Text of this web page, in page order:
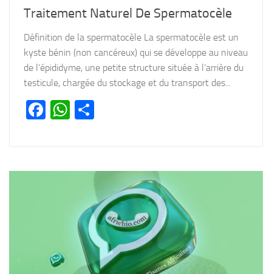
Traitement Naturel De Spermatocèle
Définition de la spermatocèle La spermatocèle est un
kyste bénin (non cancéreux) qui se développe au niveau
de l’épididyme, une petite structure située à l’arrière du
testicule, chargée du stockage et du transport des...
Facebook
WhatsApp